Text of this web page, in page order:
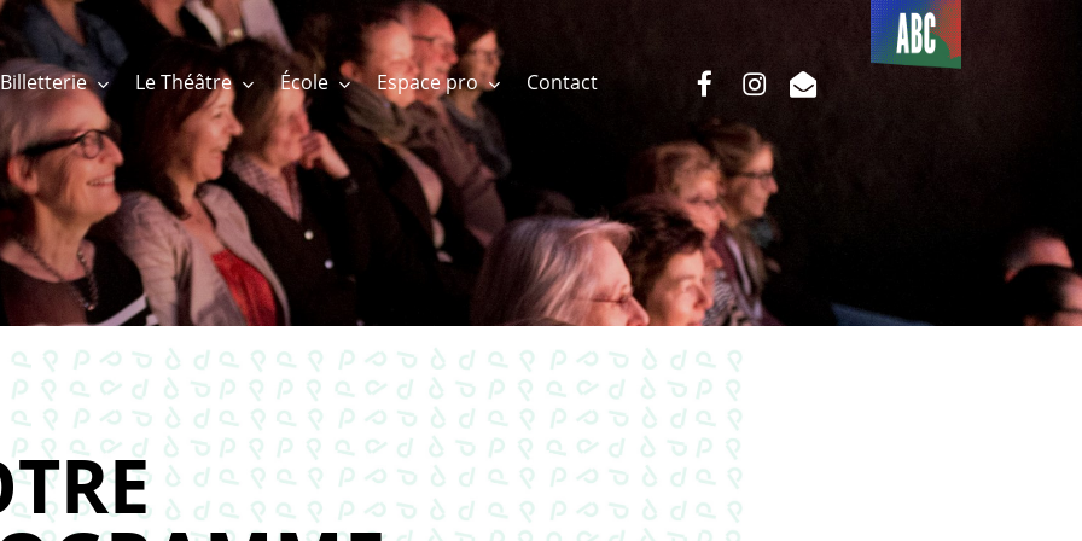
Billetterie Le Théâtre École Espace pro Contact
Du côté
de l’ABC
facebookinstagram
email